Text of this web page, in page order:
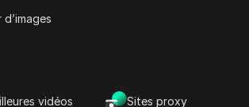
vidéos Sites proxy